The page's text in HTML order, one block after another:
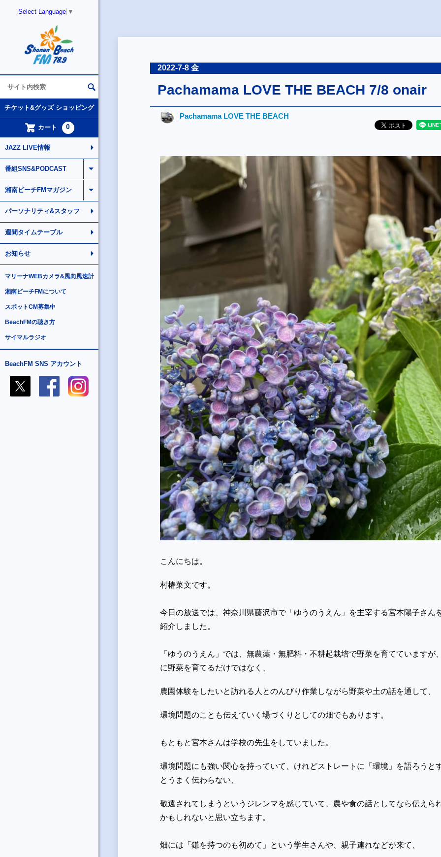
Select Language ▼
チケット&グッズ ショッピング
カート 0
JAZZ LIVE情報
番組SNS&PODCAST
湘南ビーチFMマガジン
パーソナリティ&スタッフ
週間タイムテーブル
お知らせ
マリーナWEBカメラ&風向風速計
湘南ビーチFMについて
スポットCM募集中
BeachFMの聴き方
サイマルラジオ
BeachFM SNS アカウント
2022-7-8 金
Pachamama LOVE THE BEACH 7/8 onair
Pachamama LOVE THE BEACH
こんにちは。
村椿菜文です。
今日の放送では、神奈川県藤沢市で「ゆうのうえん」を主宰する宮本陽子さん
紹介しました。
「ゆうのうえん」では、無農薬・無肥料・不耕起栽培で野菜を育てていますが
に野菜を育てるだけではなく、
農園体験をしたいと訪れる人とのんびり作業しながら野菜や土の話を通して、
環境問題のことも伝えていく場づくりとしての畑でもあります。
もともと宮本さんは学校の先生をしていました。
環境問題にも強い関心を持っていて、けれどストレートに「環境」を語ろうと
と うまく伝わらない、
敬遠されてしまうというジレンマを感じていて
、農や食の話としてなら伝えら
かもしれないと思い立ちます。
畑には「鎌を持つのも初めて」という学生さんや、親子連れなどが来て、